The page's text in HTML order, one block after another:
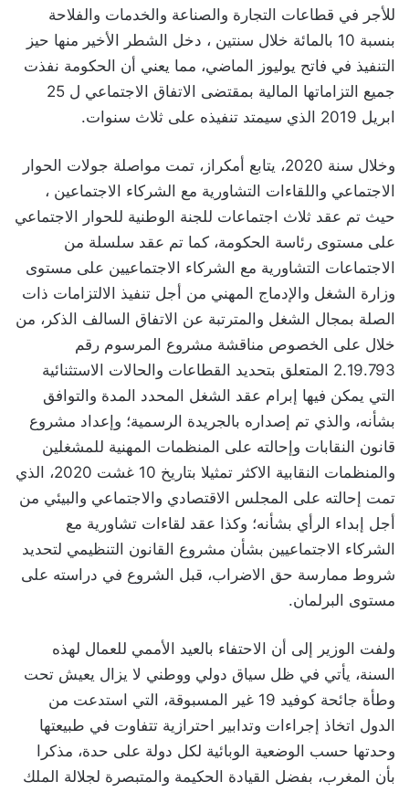
للأجر في قطاعات التجارة والصناعة والخدمات والفلاحة
بنسبة 10 بالمائة خلال سنتين ، دخل الشطر الأخير منها حيز
التنفيذ في فاتح يوليوز الماضي، مما يعني أن الحكومة نفذت
جميع التزاماتها المالية بمقتضى الاتفاق الاجتماعي ل 25
ابريل 2019 الذي سيمتد تنفيذه على ثلاث سنوات.
وخلال سنة 2020، يتابع أمكراز، تمت مواصلة جولات الحوار
الاجتماعي واللقاءات التشاورية مع الشركاء الاجتماعين ،
حيث تم عقد ثلاث اجتماعات للجنة الوطنية للحوار الاجتماعي
على مستوى رئاسة الحكومة، كما تم عقد سلسلة من
الاجتماعات التشاورية مع الشركاء الاجتماعيين على مستوى
وزارة الشغل والإدماج المهني من أجل تنفيذ الالتزامات ذات
الصلة بمجال الشغل والمترتبة عن الاتفاق السالف الذكر، من
خلال على الخصوص مناقشة مشروع المرسوم رقم
2.19.793 المتعلق بتحديد القطاعات والحالات الاستثنائية
التي يمكن فيها إبرام عقد الشغل المحدد المدة والتوافق
بشأنه، والذي تم إصداره بالجريدة الرسمية؛ وإعداد مشروع
قانون النقابات وإحالته على المنظمات المهنية للمشغلين
والمنظمات النقابية الاكثر تمثيلا بتاريخ 10 غشت 2020، الذي
تمت إحالته على المجلس الاقتصادي والاجتماعي والبيئي من
أجل إبداء الرأي بشأنه؛ وكذا عقد لقاءات تشاورية مع
الشركاء الاجتماعيين بشأن مشروع القانون التنظيمي لتحديد
شروط ممارسة حق الاضراب، قبل الشروع في دراسته على
مستوى البرلمان.
ولفت الوزير إلى أن الاحتفاء بالعيد الأممي للعمال لهذه
السنة، يأتي في ظل سياق دولي ووطني لا يزال يعيش تحت
وطأة جائحة كوفيد 19 غير المسبوقة، التي استدعت من
الدول اتخاذ إجراءات وتدابير احترازية تتفاوت في طبيعتها
وحدتها حسب الوضعية الوبائية لكل دولة على حدة، مذكرا
بأن المغرب، بفضل القيادة الحكيمة والمتبصرة لجلالة الملك